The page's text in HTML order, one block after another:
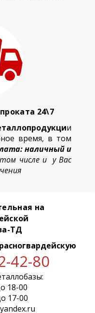
24\7
и
время, в том
наличный и
числе и у Вас
на
ТД
42-80
18-00
17-00